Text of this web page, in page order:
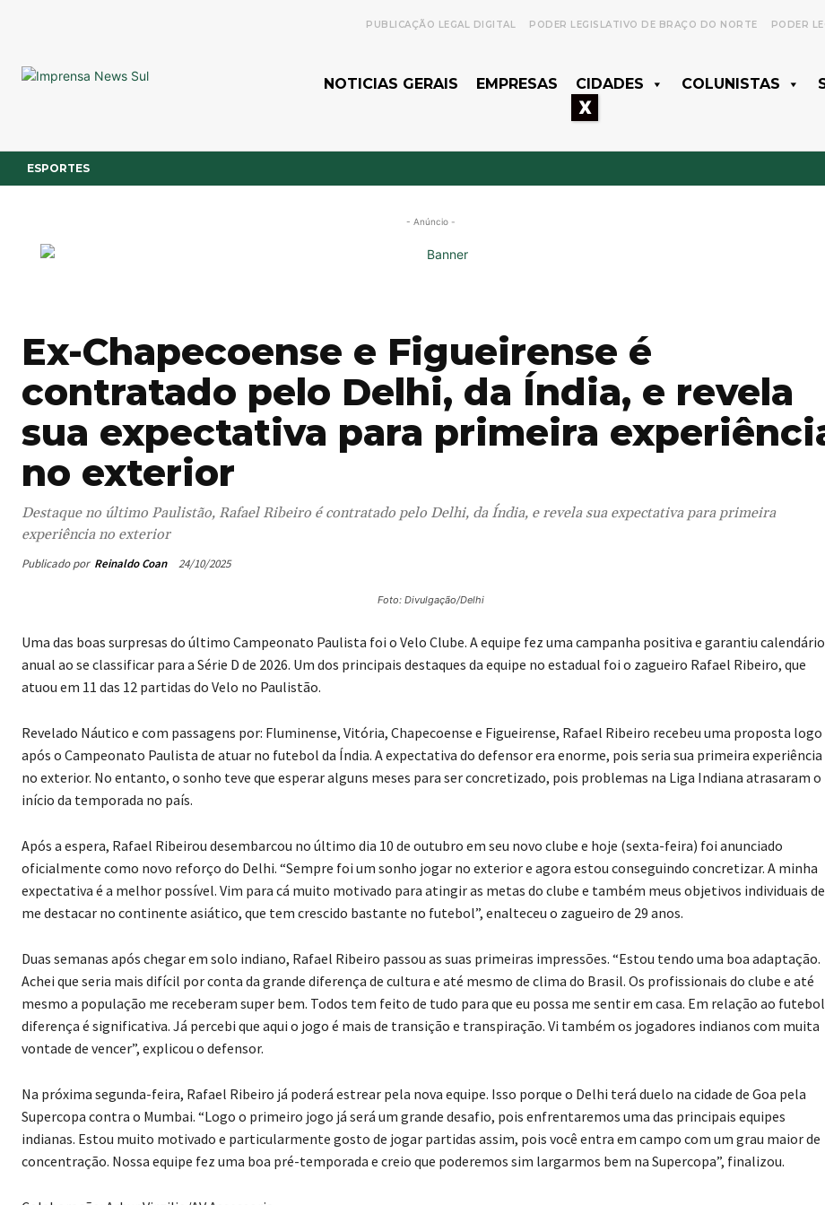
PUBLICAÇÃO LEGAL DIGITAL PODER LEGISLATIVO DE BRAÇO DO NORTE PODER
NOTICIAS GERAIS EMPRESAS CIDADES COLUNISTAS
ESPORTES
- Anúncio -
Ex-Chapecoense e Figueirense é
contratado pelo Delhi, da Índia, e revela
sua expectativa para primeira
no exterior
Destaque no último Paulistão, Rafael Ribeiro é contratado pelo Delhi, da Índia, e revela sua expectativa para primeira
experiência no exterior
Publicado por Reinaldo Coan 24/10/2025
Foto: Divulgação/Delhi
Uma das boas surpresas do último Campeonato Paulista foi o Velo Clube. A equipe fez uma campanha positiva e garantiu calendário
anual ao se classificar para a Série D de 2026. Um dos principais destaques da equipe no estadual foi o zagueiro Rafael Ribeiro, que
atuou em 11 das 12 partidas do Velo no Paulistão.
Revelado Náutico e com passagens por: Fluminense, Vitória, Chapecoense e Figueirense, Rafael Ribeiro recebeu uma proposta logo
após o Campeonato Paulista de atuar no futebol da Índia. A expectativa do defensor era enorme, pois seria sua primeira experiência
no exterior. No entanto, o sonho teve que esperar alguns meses para ser concretizado, pois problemas na Liga Indiana atrasaram o
início da temporada no país.
Após a espera, Rafael Ribeirou desembarcou no último dia 10 de outubro em seu novo clube e hoje (sexta-feira) foi anunciado
oficialmente como novo reforço do Delhi. “Sempre foi um sonho jogar no exterior e agora estou conseguindo concretizar. A minha
expectativa é a melhor possível. Vim para cá muito motivado para atingir as metas do clube e também meus objetivos individuais de
me destacar no continente asiático, que tem crescido bastante no futebol”, enalteceu o zagueiro de 29 anos.
Duas semanas após chegar em solo indiano, Rafael Ribeiro passou as suas primeiras impressões. “Estou tendo uma boa adaptação.
Achei que seria mais difícil por conta da grande diferença de cultura e até mesmo de clima do Brasil. Os profissionais do clube e até
mesmo a população me receberam super bem. Todos tem feito de tudo para que eu possa me sentir em casa. Em relação ao
diferença é significativa. Já percebi que aqui o jogo é mais de transição e transpiração. Vi também os jogadores indianos com muita
vontade de vencer”, explicou o defensor.
Na próxima segunda-feira, Rafael Ribeiro já poderá estrear pela nova equipe. Isso porque o Delhi terá duelo na cidade de Goa pela
Supercopa contra o Mumbai. “Logo o primeiro jogo já será um grande desafio, pois enfrentaremos uma das principais equipes
indianas. Estou muito motivado e particularmente gosto de jogar partidas assim, pois você entra em campo com um grau maior de
concentração. Nossa equipe fez uma boa pré-temporada e creio que poderemos sim largarmos bem na Supercopa”, finalizou.
X